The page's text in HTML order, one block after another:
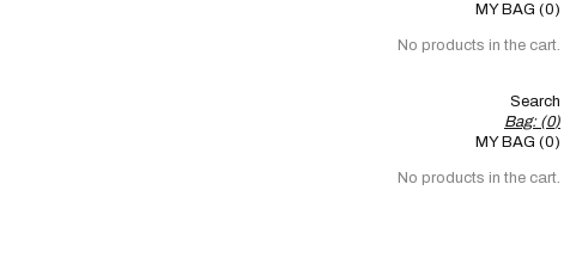
MY BAG (0)
No products in the cart.
Search
Bag: (0)
MY BAG (0)
No products in the cart.